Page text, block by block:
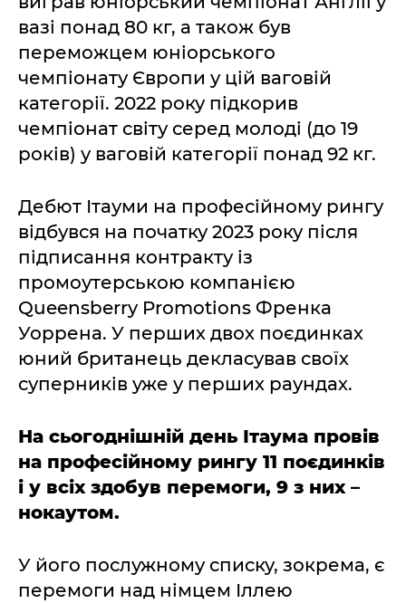
вазі понад 80 кг, а також був
переможцем юніорського
чемпіонату Європи у цій ваговій
категорії. 2022 року підкорив
чемпіонат світу серед молоді (до 19
років) у ваговій категорії понад 92 кг.
Дебют Ітауми на професійному рингу
відбувся на початку 2023 року після
підписання контракту із
промоутерською компанією
Queensberry Promotions Френка
Уоррена. У перших двох поєдинках
юний британець декласував своїх
суперників уже у перших раундах.
На сьогоднішній день Ітаума провів
на професійному рингу 11 поєдинків
і у всіх здобув перемоги, 9 з них –
нокаутом.
У його послужному списку, зокрема, є
перемоги над німцем Іллею